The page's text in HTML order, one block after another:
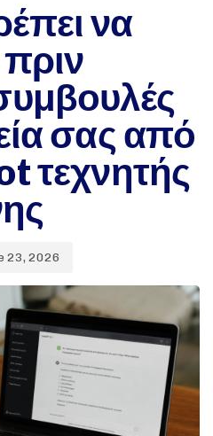
να
σας από
τεχνητής
23, 2026